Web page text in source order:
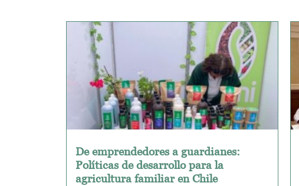
De emprendedores a guardianes:
Políticas de desarrollo para la
agricultura familiar en Chile